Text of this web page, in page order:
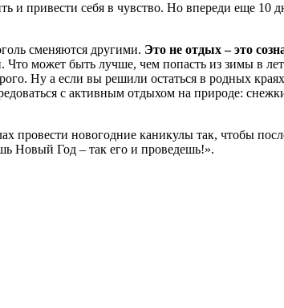
и привести себя в чувство. Но впереди еще 10
сменяются другими. Это не отдых – это
может быть лучше, чем попасть из зимы в
Ну а если вы решили остаться в родных
с активным отдыхом на природе:
новогодние каникулы так, чтобы
Новый Год – так его и проведешь!».